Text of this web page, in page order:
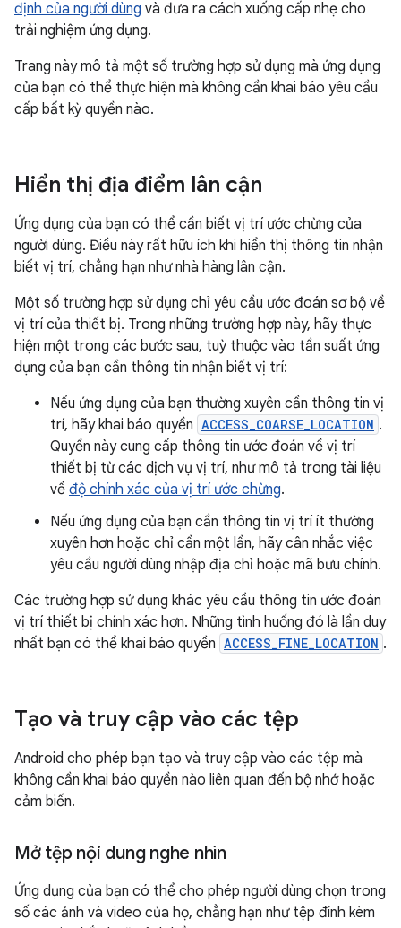
định của người dùng và đưa ra cách xuống cấp nhẹ cho
trải nghiệm ứng dụng.
Trang này mô tả một số trường hợp sử dụng mà ứng dụng
của bạn có thể thực hiện mà không cần khai báo yêu cầu
cấp bất kỳ quyền nào.
Hiển thị địa điểm lân cận
Ứng dụng của bạn có thể cần biết vị trí ước chừng của
người dùng. Điều này rất hữu ích khi hiển thị thông tin nhận
biết vị trí, chẳng hạn như nhà hàng lân cận.
Một số trường hợp sử dụng chỉ yêu cầu ước đoán sơ bộ về
vị trí của thiết bị. Trong những trường hợp này, hãy thực
hiện một trong các bước sau, tuỳ thuộc vào tần suất ứng
dụng của bạn cần thông tin nhận biết vị trí:
Nếu ứng dụng của bạn thường xuyên cần thông tin vị
trí, hãy khai báo quyền ACCESS_COARSE_LOCATION .
Quyền này cung cấp thông tin ước đoán về vị trí
thiết bị từ các dịch vụ vị trí, như mô tả trong tài liệu
về độ chính xác của vị trí ước chừng.
Nếu ứng dụng của bạn cần thông tin vị trí ít thường
xuyên hơn hoặc chỉ cần một lần, hãy cân nhắc việc
yêu cầu người dùng nhập địa chỉ hoặc mã bưu chính.
Các trường hợp sử dụng khác yêu cầu thông tin ước đoán
vị trí thiết bị chính xác hơn. Những tình huống đó là lần duy
nhất bạn có thể khai báo quyền ACCESS_FINE_LOCATION .
Tạo và truy cập vào các tệp
Android cho phép bạn tạo và truy cập vào các tệp mà
không cần khai báo quyền nào liên quan đến bộ nhớ hoặc
cảm biến.
Mở tệp nội dung nghe nhìn
Ứng dụng của bạn có thể cho phép người dùng chọn trong
số các ảnh và video của họ, chẳng hạn như tệp đính kèm